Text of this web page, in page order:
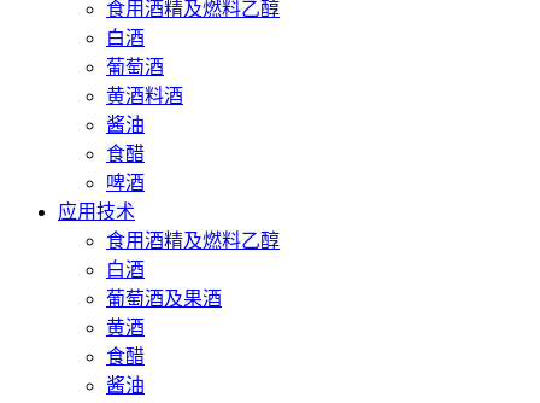
食用酒精及燃料乙醇
白酒
葡萄酒
黄酒料酒
酱油
食醋
啤酒
应用技术
食用酒精及燃料乙醇
白酒
葡萄酒及果酒
黄酒
食醋
酱油